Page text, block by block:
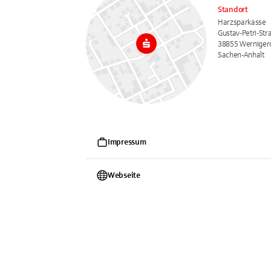
Standort
Harzsparkasse
Gustav-Petri-
38855
Sachen-Anhalt
Impressum
Webseite